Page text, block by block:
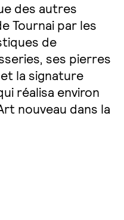
des autres
Tournai par les
de
ses pierres
la signature
réalisa environ
nouveau dans la